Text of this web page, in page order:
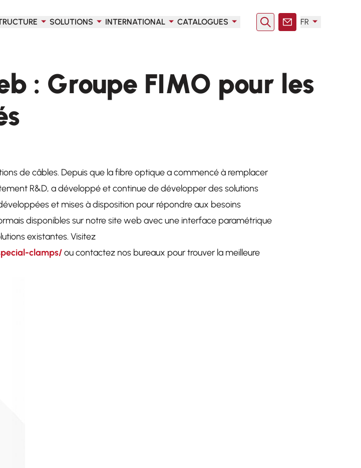
SOLUTIONS INTERNATIONAL CATALOGUES Rechercher
Contact
FR
: Groupe FIMO pour les
de câbles. Depuis que la fibre optique a commencé à remplacer
R&D, a développé et continue de développer des solutions
et mises à disposition pour répondre aux besoins
disponibles sur notre site web avec une interface paramétrique
existantes. Visitez
clamps/ou contactez nos bureaux pour trouver la meilleure